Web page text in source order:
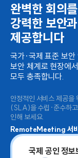
완벽한 회의
강력한 보안
제공합니다
국가·국제 표준 보
보안 체계로 현장에
모두 충족합니다.
안정적인 서비스 제공을
(SLA)을수립·준수하
인해 보세요.
RemoteMeeting 서
국제 공인 정보